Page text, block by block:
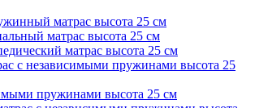
матрас высота 25 см
матрас высота 25 см
матрас высота 25 см
с независимыми пружинами высота 25
пружинами высота 25 см